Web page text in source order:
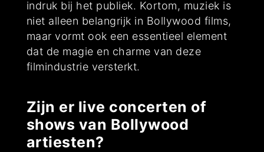
indruk bij het publiek. Kortom, muziek is
niet alleen belangrijk in Bollywood films,
maar vormt ook een essentieel element
dat de magie en charme van deze
filmindustrie versterkt.
Zijn er live concerten of
shows van Bollywood
artiesten?